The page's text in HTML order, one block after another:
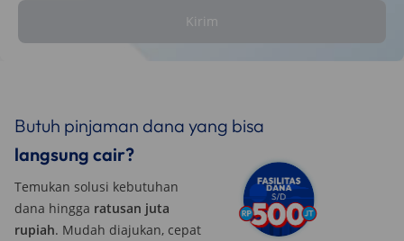
Kirim
Butuh pinjaman dana yang bisa
langsung cair?
Temukan solusi kebutuhan
dana hingga ratusan juta
rupiah. Mudah diajukan, cepat